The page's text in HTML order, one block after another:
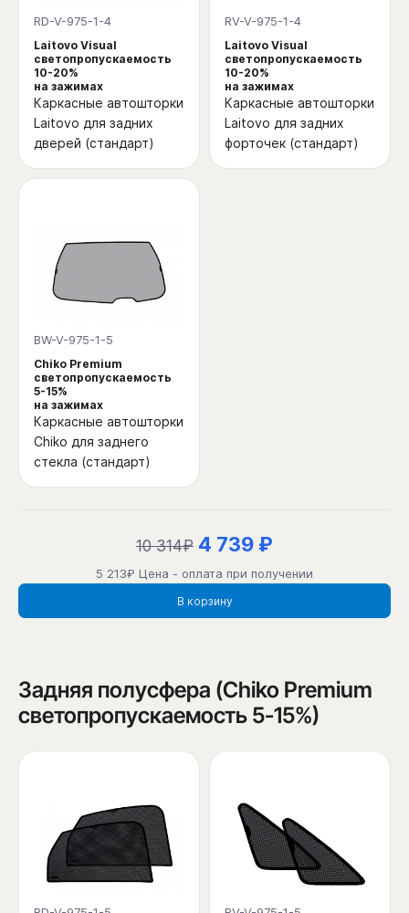
RD-V-975-1-4
Laitovo Visual
светопропускаемость
10-20%
на зажимах
Каркасные автошторки
Laitovo для задних
дверей (стандарт)
RV-V-975-1-4
Laitovo Visual
светопропускаемость
10-20%
на зажимах
Каркасные автошторки
Laitovo для задних
форточек (стандарт)
BW-V-975-1-5
Chiko Premium
светопропускаемость
5-15%
на зажимах
Каркасные автошторки
Chiko для заднего
стекла (стандарт)
10 314₽ 4 739 ₽
5 213₽ Цена - оплата при получении
В корзину
Задняя полусфера (Chiko Premium
светопропускаемость 5-15%)